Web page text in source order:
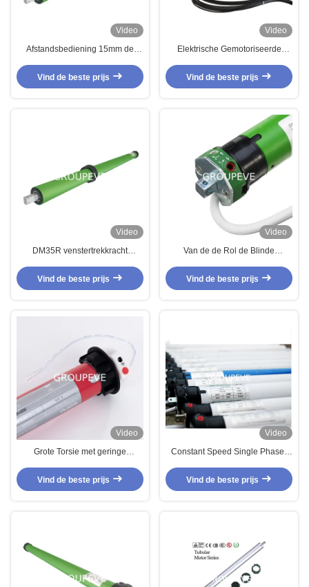
Video
Afstandsbediening 15mm de
IP44 van de Schaduwrol
Vind de beste prijs
Video
Elektrische Gemotoriseerde
voor Zonneblinden 200N.M
Vind de beste prijs
Video
DM35R venstertrekkracht
Motor voor 35mm Cellulaire
Vind de beste prijs
Video
Van de de Rol de Blinde
40dB Toebehoren 50H Z60Hz
Vind de beste prijs
Video
Grote Torsie met geringe
Blinde Motor 110V-230V
Vind de beste prijs
Video
Constant Speed Single Phase-
Vind de beste prijs